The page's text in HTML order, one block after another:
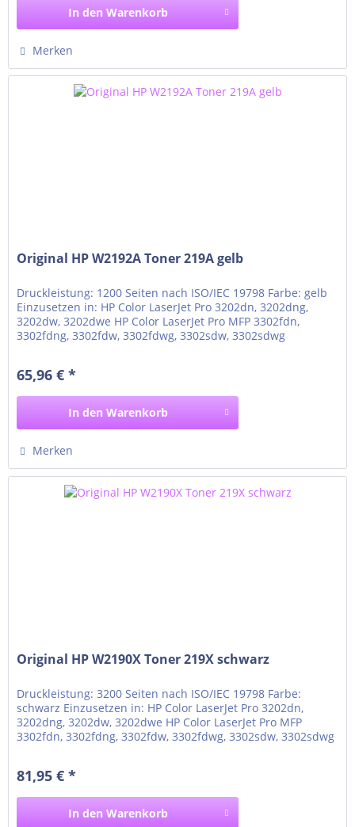
In den Warenkorb
Merken
Original HP W2192A Toner 219A gelb
Druckleistung: 1200 Seiten nach ISO/IEC 19798 Farbe: gelb
Einzusetzen in: HP Color LaserJet Pro 3202dn, 3202dng,
3202dw, 3202dwe HP Color LaserJet Pro MFP 3302fdn,
3302fdng, 3302fdw, 3302fdwg, 3302sdw, 3302sdwg
65,96 € *
In den Warenkorb
Merken
Original HP W2190X Toner 219X schwarz
Druckleistung: 3200 Seiten nach ISO/IEC 19798 Farbe:
schwarz Einzusetzen in: HP Color LaserJet Pro 3202dn,
3202dng, 3202dw, 3202dwe HP Color LaserJet Pro MFP
3302fdn, 3302fdng, 3302fdw, 3302fdwg, 3302sdw, 3302sdwg
81,95 € *
In den Warenkorb